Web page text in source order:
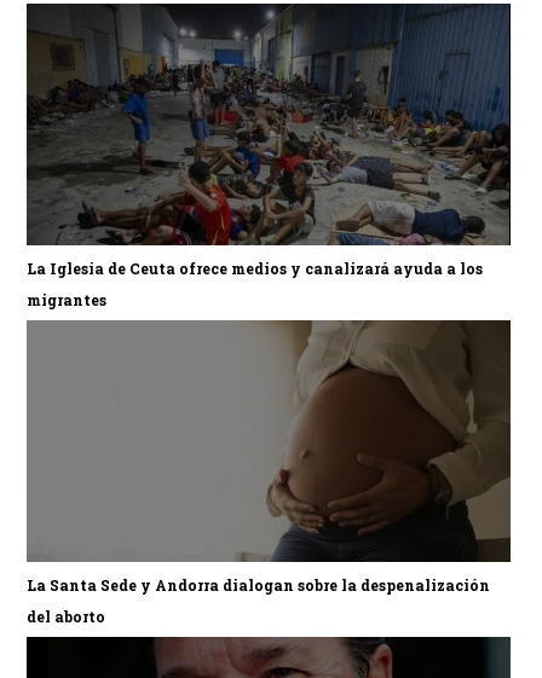
La Iglesia de Ceuta ofrece medios y canalizará ayuda a los
migrantes
La Santa Sede y Andorra dialogan sobre la despenalización
del aborto